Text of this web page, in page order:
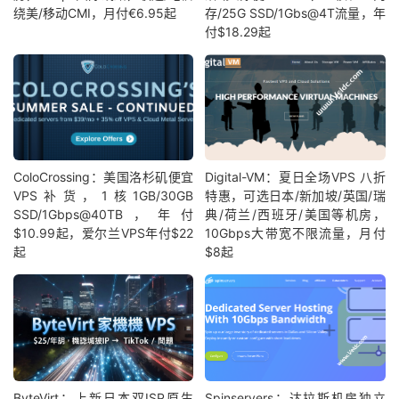
绕美/移动CMI，月付€6.95起
存/25G SSD/1Gbs@4T流量，年
付$18.29起
ColoCrossing：美国洛杉矶便宜
VPS补货，1核1GB/30GB
SSD/1Gbps@40TB，年付
$10.99起，爱尔兰VPS年付$22
起
Digital-VM：夏日全场VPS 八折
特惠，可选日本/新加坡/英国/瑞
典/荷兰/西班牙/美国等机房，
10Gbps大带宽不限流量，月付
$8起